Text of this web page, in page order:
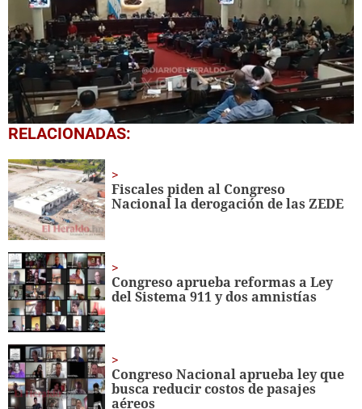
0
seconds
2
minutes,
52
seconds
RELACIONADAS:
Fiscales piden al Congreso
Nacional la derogación de las ZEDE
Congreso aprueba reformas a Ley
del Sistema 911 y dos amnistías
Congreso Nacional aprueba ley que
busca reducir costos de pasajes
aéreos